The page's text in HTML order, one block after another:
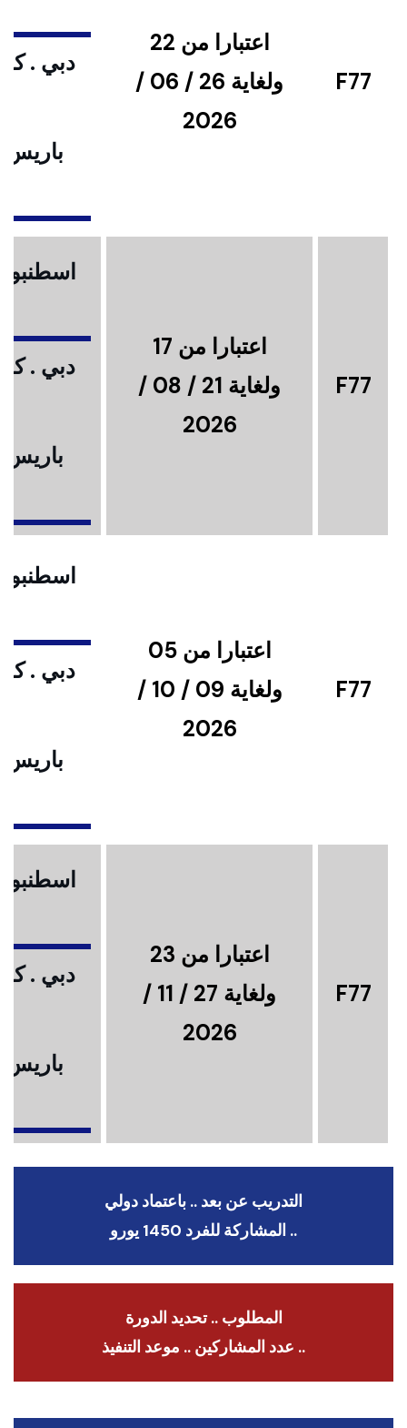
F77
اعتبارا من 22
ولغاية 26 / 06 /
2026
دبي .
باريس
F77
اعتبارا من 17
ولغاية 21 / 08 /
2026
دبي .
باريس
F77
اعتبارا من 05
ولغاية 09 / 10 /
2026
دبي .
باريس
F77
اعتبارا من 23
ولغاية 27 / 11 /
2026
دبي .
باريس
التدريب عن بعد .. باعتماد دولي
.. المشاركة للفرد 1450 يورو
المطلوب .. تحديد الدورة
.. عدد المشاركين .. موعد التنفيذ